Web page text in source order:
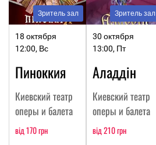
Зритель зал
18 октября
12:00, Вс
Пиноккия
Киевский театр
оперы и балета
від 170 грн
Зритель зал
30 октября
13:00, Пт
Аладдін
Киевский театр
оперы и балета
від 210 грн